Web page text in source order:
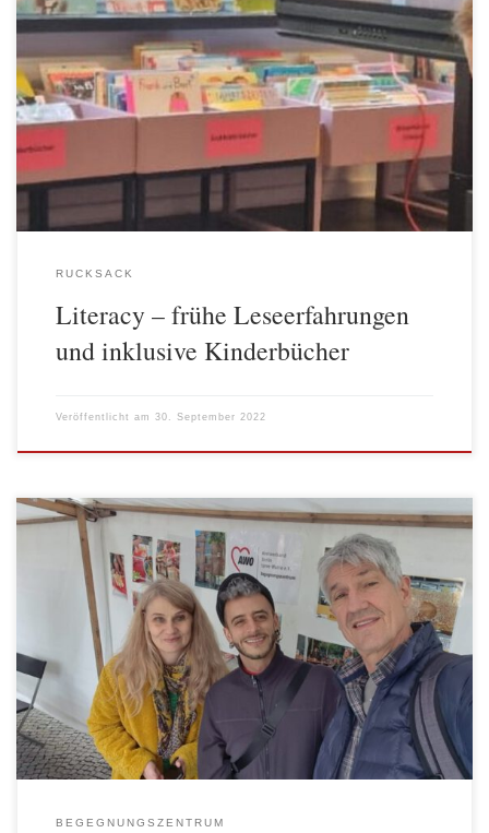
Rund um den Welt-Alphabetisierungs-Tag besuchten die Rucksack
Elternbegleiter*innen eine Fortbildung in der
Mittelpunktbibliothek Namik Kemal (Adalbertstr. 2, 10999
Berlin), kamen mit einer Rucksack-Kita-Gruppe zu Besuch in die
Bibliothek, nahmen an Veranstaltungen der Bibliothek teil und
besuchten ein Seminar zu inklusiven Kinderbüchern. Wir haben
neue Medien kennengelernt, bekannte Angebote (wie die […]
RUCKSACK
Literacy – frühe Leseerfahrungen
und inklusive Kinderbücher
Veröffentlicht am 30. September 2022
Unter dem Motto „Engagiert im Kiez“ fand am Freitag, 23.
September 2022 zum vierten Mal ein Herbstfest organisiert von
Kotti e. V. am Feuerwehrbrunnen auf dem Mariannenplatz statt.
Neben vielen anderen Projekten aus dem Kiez war auch das AWO
Begegnungszentrum mit einem Infostand vor Ort vertreten. Solch
ein Fest ist […]
BEGEGNUNGSZENTRUM